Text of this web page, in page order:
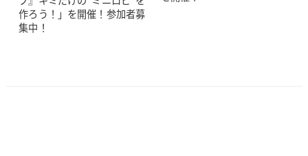
作ろう！」を開催！参加者募
集中！